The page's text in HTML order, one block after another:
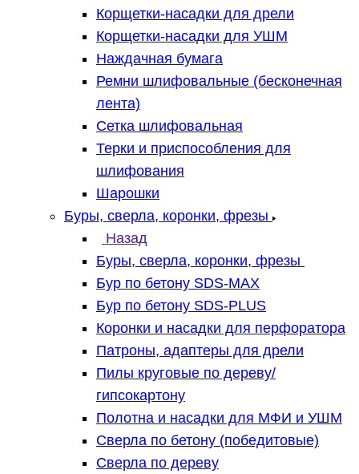
Корщетки-насадки для дрели
Корщетки-насадки для УШМ
Наждачная бумага
Ремни шлифовальные (бесконечная
лента)
Сетка шлифовальная
Терки и приспособления для
шлифования
Шарошки
Буры, сверла, коронки, фрезы
Назад
Буры, сверла, коронки, фрезы
Бур по бетону SDS-MAX
Бур по бетону SDS-PLUS
Коронки и насадки для перфоратора
Патроны, адаптеры для дрели
Пилы круговые по дереву/
гипсокартону
Полотна и насадки для МФИ и УШМ
Сверла по бетону (победитовые)
Сверла по дереву